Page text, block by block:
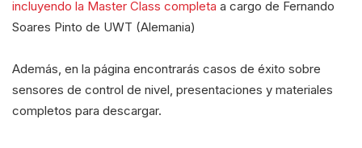
incluyendo la Master Class completa a cargo de Fernando
Soares Pinto de UWT (Alemania)
Además, en la página encontrarás casos de éxito sobre
sensores de control de nivel, presentaciones y materiales
completos para descargar.